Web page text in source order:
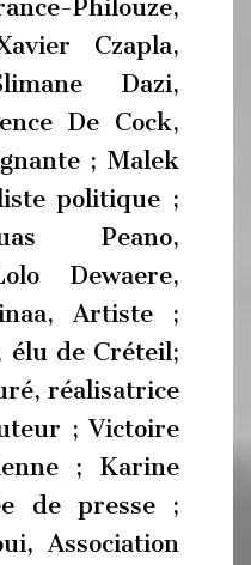
Philouze,
Czapla,
Dazi,
De Cock,
; Malek
politique ;
Peano,
Dewaere,
Artiste ;
élu de Créteil;
réalisatrice
; Victoire
; Karine
de presse ;
Association